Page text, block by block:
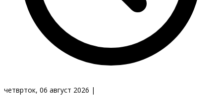
четврток, 06 август 2026 |